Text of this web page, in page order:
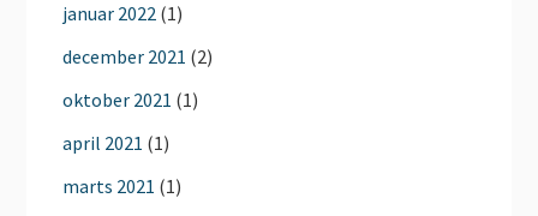
januar 2022 (1)
december 2021 (2)
oktober 2021 (1)
april 2021 (1)
marts 2021 (1)